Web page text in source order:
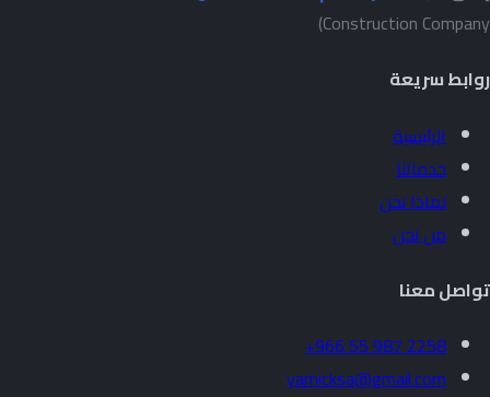
Construction Company)
روابط سريعة
الرئيسية
خدماتنا
لماذا نحن
من نحن
تواصل معنا
+966 55 987 2258
yamicksa@gmail.com